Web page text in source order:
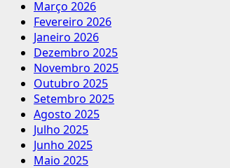
Março 2026
Fevereiro 2026
Janeiro 2026
Dezembro 2025
Novembro 2025
Outubro 2025
Setembro 2025
Agosto 2025
Julho 2025
Junho 2025
Maio 2025